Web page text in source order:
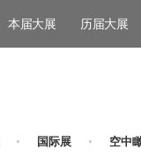
本届大展 历届大展
国际展 空中